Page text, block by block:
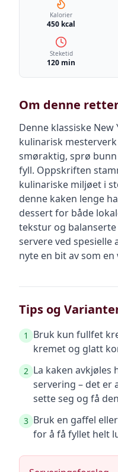
Kalorier
450 kcal
Steketid
120 min
Om denne
Denne klassiske
kulinarisk
smøraktig, sprø
fyll. Oppskriften
kulinariske miljøet i
denne kaken lenge
dessert for både
tekstur og
servere ved
nyte en bit av som
Tips og
1
Bruk kun fullfet
kremet og glatt
2 La kaken avkjøles
servering – det er
sette seg og få
3 Bruk en gaffel
for å få fyllet helt